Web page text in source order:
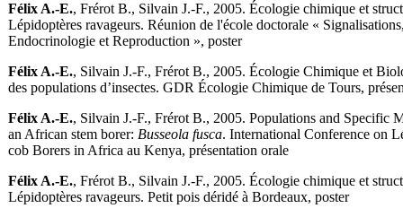
Félix A.-E., Frérot B., Silvain J.-F., 2005. Écologie chimique et
Lépidoptères ravageurs. Réunion de l'école doctorale «
Endocrinologie et Reproduction », poster
Félix A.-E., Silvain J.-F., Frérot B., 2005. Écologie Chimique et
des populations d’insectes. GDR Écologie Chimique de Tours,
Félix A.-E., Silvain J.-F., Frérot B., 2005. Populations and Specific
an African stem borer: Busseola fusca. International Conference on
cob Borers in Africa au Kenya, présentation orale
Félix A.-E., Frérot B., Silvain J.-F., 2005. Écologie chimique et
Lépidoptères ravageurs. Petit pois déridé à Bordeaux, poster